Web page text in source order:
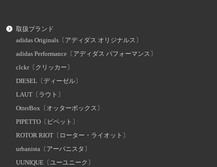
取扱ブランド
adidas Originals〔アディダス オリジナルス〕
adidas Performance〔アディダス パフォーマンス〕
clckr〔クリッカー〕
DIESEL〔ディーゼル〕
LAUT〔ラウト〕
OtterBox〔オッターボックス〕
PIPETTO〔ピペット〕
ROTOR RIOT〔ローター・ライオット〕
urbanista〔アーバニスタ〕
UUNIQUE〔ユーユニーク〕